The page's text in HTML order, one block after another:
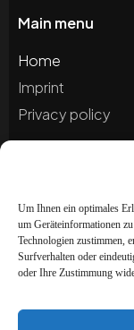
Um Ihnen ein optimales
um Geräteinformationen
Technologien zustimmen,
Surfverhalten oder
oder Ihre Zustimmung
Main menu
Home
Imprint
Privacy policy
Newsletter
receive special